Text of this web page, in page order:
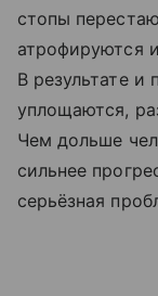
стопы
атрофируются
В результате
уплощаются,
Чем дольше
сильнее
серьёзная